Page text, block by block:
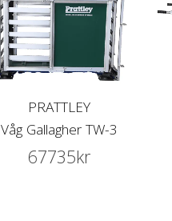
PRATTLEY
Våg Gallagher TW-3
67735kr